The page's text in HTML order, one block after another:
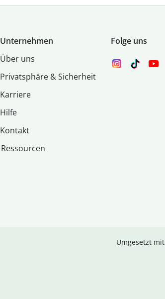
Unternehmen
Über uns
Privatsphäre & Sicherheit
Karriere
Hilfe
Kontakt
Ressourcen
Folge uns
Umgesetzt mit